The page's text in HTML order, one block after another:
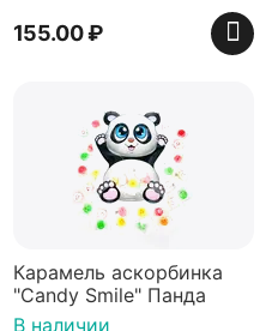
155.00₽
Карамель аскорбинка
"Candy Smile" Панда
В наличии